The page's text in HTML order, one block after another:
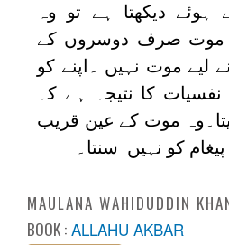
دیکھتا ہے تو وہ
موت صرف دوسروں کے
لیے موت نہیں ۔اپنے کو
کا نتیجہ ہے کہ
موت کے عین قریب
کو نہیں سنتا۔
MAULANA WAHIDUDDIN
BOOK : ALLAHU AKBAR